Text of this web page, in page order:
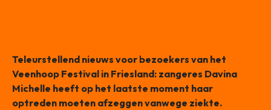
Teleurstellend nieuws voor bezoekers van het
Veenhoop Festival in Friesland: zangeres Davina
Michelle heeft op het laatste moment haar
optreden moeten afzeggen vanwege ziekte.